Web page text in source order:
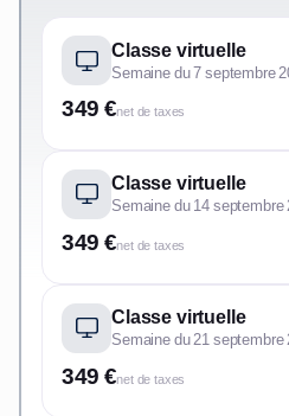
Classe virtuelle
Semaine du 7 septembre
349 €net de taxes
Classe virtuelle
Semaine du 14 septembre
349 €net de taxes
Classe virtuelle
Semaine du 21 septembre
349 €net de taxes